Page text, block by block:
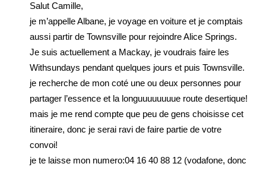
Salut Camille,
je m’appelle Albane, je voyage en voiture et je comptais
aussi partir de Townsville pour rejoindre Alice Springs.
Je suis actuellement a Mackay, je voudrais faire les
Withsundays pendant quelques jours et puis Townsville.
je recherche de mon coté une ou deux personnes pour
partager l’essence et la longuuuuuuuue route desertique!
mais je me rend compte que peu de gens choisisse cet
itineraire, donc je serai ravi de faire partie de votre
convoi!
je te laisse mon numero:04 16 40 88 12 (vodafone, donc